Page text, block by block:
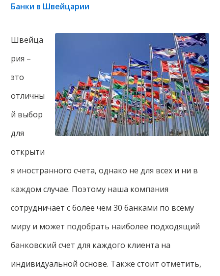
Банки в Швейцарии
Швейца
рия –
это
отличны
й выбор
для
открыти
я иностранного счета, однако не для всех и ни в
каждом случае. Поэтому наша компания
сотрудничает с более чем 30 банками по всему
миру и может подобрать наиболее подходящий
банковский счет для каждого клиента на
индивидуальной основе. Также стоит отметить,